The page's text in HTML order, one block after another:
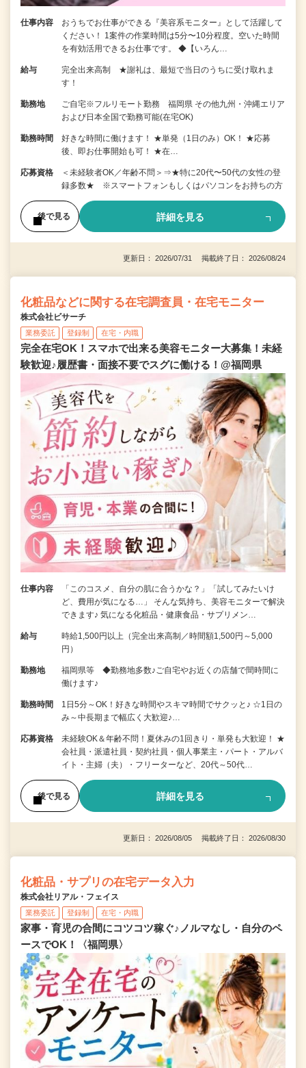
仕事内容
おうちでお仕事ができる『美容系モニター』として活躍して
ください！ 1案件の作業時間は5分〜10分程度。空いた時間
を有効活用できるお仕事です。 ◆【いろん…
給与
完全出来高制 ★謝礼は、最短で当日のうちに受け取れま
す！
勤務地
ご自宅※フルリモート勤務 福岡県 その他九州・沖縄エリア
および日本全国で勤務可能(在宅OK)
勤務時間
好きな時間に働けます！ ★単発（1日のみ）OK！ ★応募
後、即お仕事開始も可！ ★在…
応募資格
＜未経験者OK／年齢不問＞⇒★特に20代〜50代の女性の登
録多数★ ※スマートフォンもしくはパソコンをお持ちの方
後で見る 詳細を見る
更新日： 2026/07/31 掲載終了日： 2026/08/24
化粧品などに関する在宅調査員・在宅モニター
株式会社ビサーチ
業務委託 登録制 在宅・内職
完全在宅OK！スマホで出来る美容モニター大募集！未経
験歓迎♪履歴書・面接不要でスグに働ける！@福岡県
仕事内容
「このコスメ、自分の肌に合うかな？」「試してみたいけ
ど、費用が気になる…」 そんな気持ち、美容モニターで解決
できます♪ 気になる化粧品・健康食品・サプリメン…
給与
時給1,500円以上（完全出来高制／時間額1,500円～5,000
円）
勤務地
福岡県等 ◆勤務地多数♪ご自宅やお近くの店舗で間時間に
働けます♪
勤務時間
1日5分～OK！好きな時間やスキマ時間でサクッと♪ ☆1日の
み～中長期まで幅広く大歓迎♪…
応募資格
未経験OK＆年齢不問！夏休みの1回きり・単発も大歓迎！ ★
会社員・派遣社員・契約社員・個人事業主・パート・アルバ
イト・主婦（夫）・フリーターなど、20代～50代…
後で見る 詳細を見る
更新日： 2026/08/05 掲載終了日： 2026/08/30
化粧品・サプリの在宅データ入力
株式会社リアル・フェイス
業務委託 登録制 在宅・内職
家事・育児の合間にコツコツ稼ぐ♪ノルマなし・自分のペ
ースでOK！〈福岡県〉